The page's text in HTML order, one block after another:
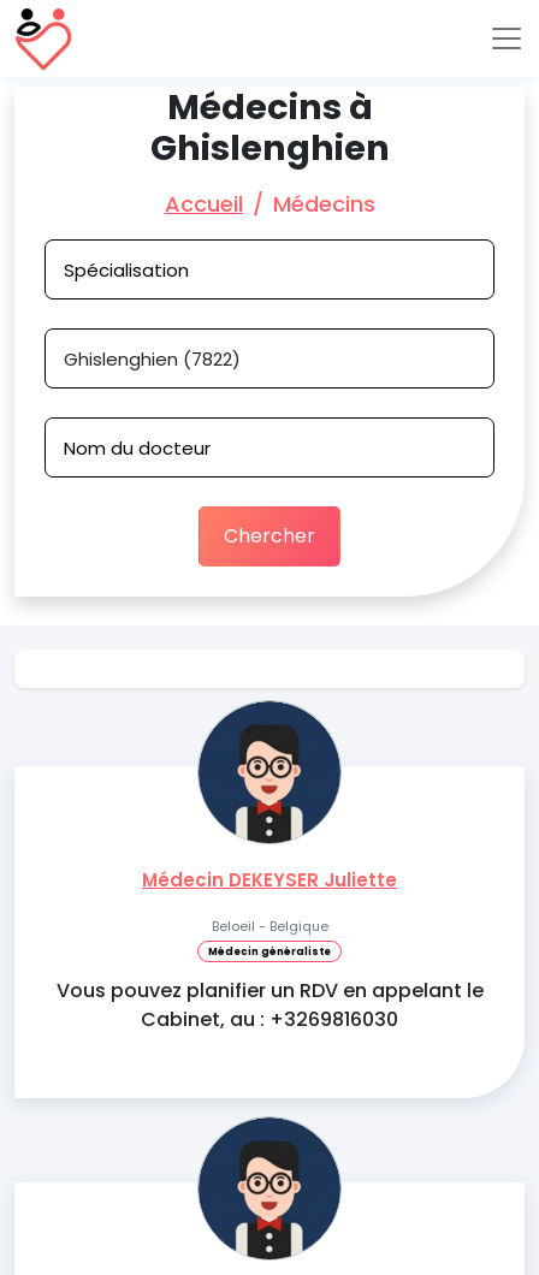
Médecins à
Ghislenghien
Accueil Médecins
Chercher
Médecin DEKEYSER Juliette
Beloeil - Belgique
Médecin généraliste
Vous pouvez planifier un RDV en appelant le
Cabinet, au : +3269816030